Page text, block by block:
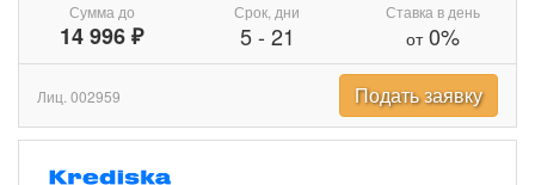
Сумма до
14 996 ₽
Срок, дни
5- 21
Ставка в день
от0%
Лиц. 002959 Подать заявку